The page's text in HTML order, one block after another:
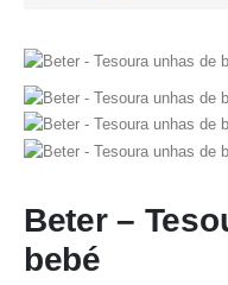
Beter –
bebé